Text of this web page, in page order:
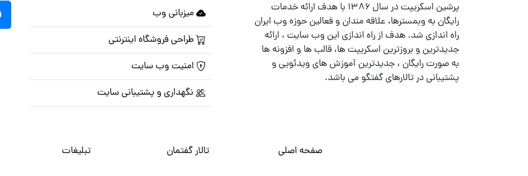
پرشین اسکریپت در سال ۱۳۸۶ با هدف ارائه خدمات
رایگان به وبمسترها، علاقه مندان و فعالین حوزه وب ایران
راه اندازی شد. هدف از راه اندازی این وب سایت ، ارائه
جدیدترین و بروزترین اسکریپت ها، قالب ها و افزونه ها
به صورت رایگان ، جدیدترین آموزش های ویدئویی و
پشتیبانی در تالارهای گفتگو می باشد.
میزبانی وب
طراحی فروشگاه اینترنتی
امنیت وب سایت
نگهداری و پشتیبانی سایت
صفحه اصلی تالار گفتمان تبلیغات